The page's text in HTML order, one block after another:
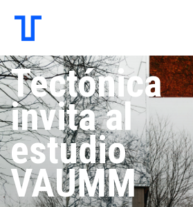
Tectónica
invita al
estudio
VAUMM